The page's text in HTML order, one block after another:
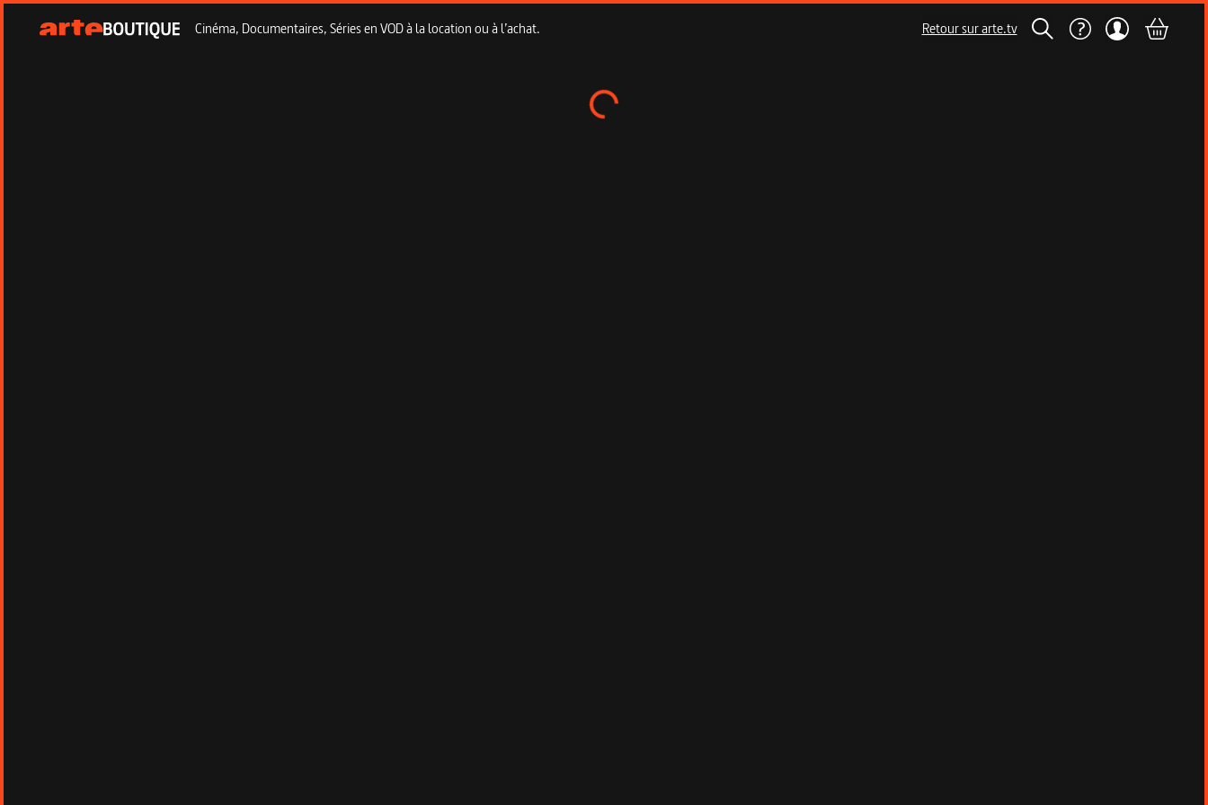
Cinéma, Documentaires, Séries en VOD à la location ou à l’achat. Retour sur arte.tv